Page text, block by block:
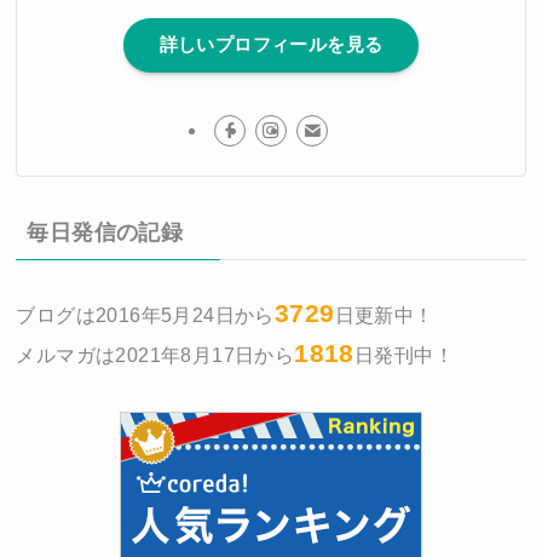
詳しいプロフィールを見る
毎日発信の記録
ブログは2016年5月24日から3729 日更新中！
メルマガは2021年8月17日から1818 日発刊中！